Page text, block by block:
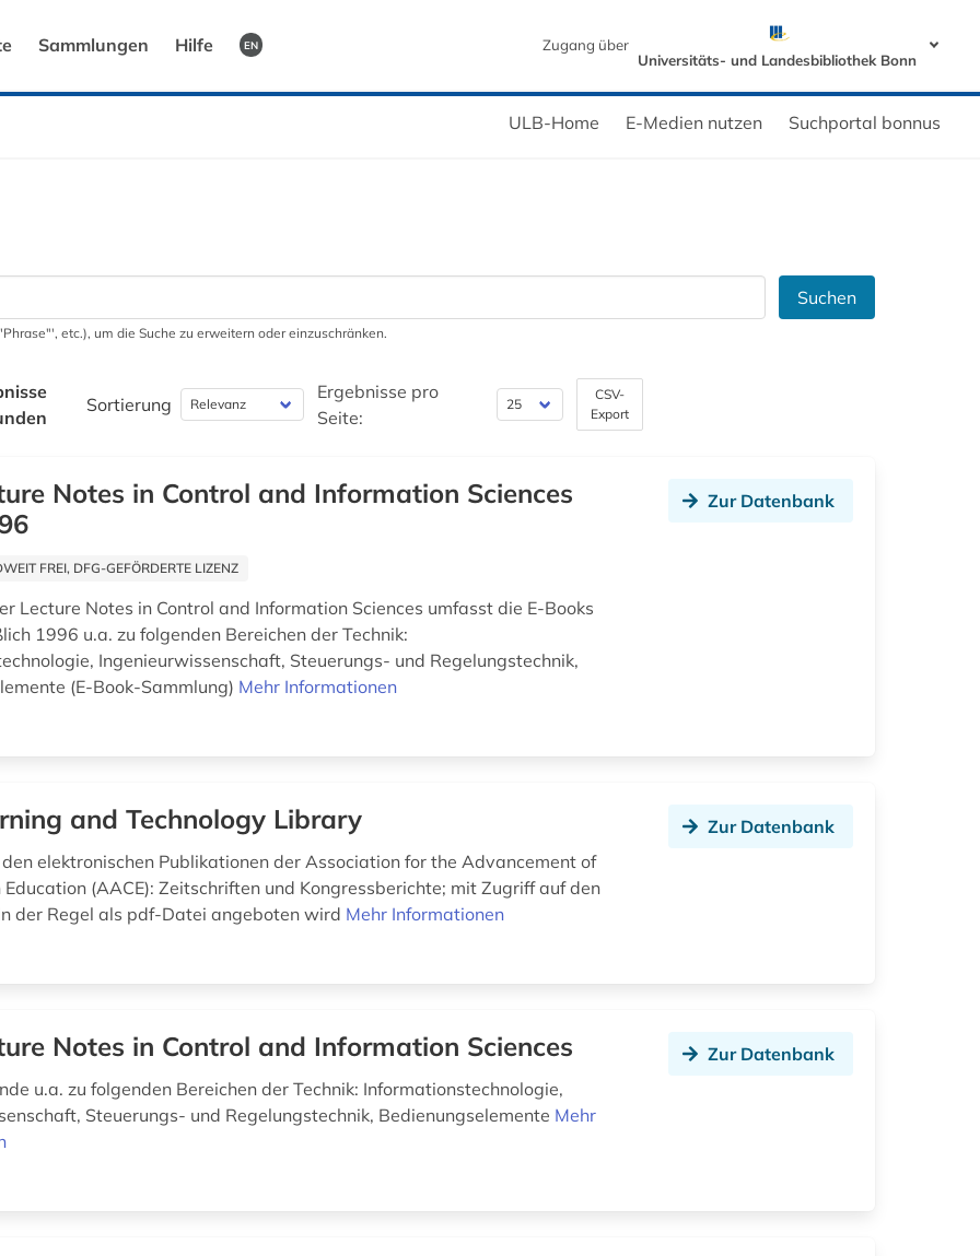
Sammlungen Hilfe EN
Zugang über
Universitäts- und Landesbibliothek Bonn
ULB-Home E-Medien nutzen Suchportal bonnus
Suchen
etc.), um die Suche zu erweitern oder einzuschränken.
Sortierung
Ergebnisse pro
Seite:
CSV-
Export
Notes in Control and Information Sciences
FREI, DFG-GEFÖRDERTE LIZENZ
Lecture Notes in Control and Information Sciences umfasst die E-Books
1996 u.a. zu folgenden Bereichen der Technik:
Ingenieurwissenschaft, Steuerungs- und Regelungstechnik,
(E-Book-Sammlung) Mehr Informationen
Zur Datenbank
and Technology Library
den elektronischen Publikationen der Association for the Advancement of
Education (AACE): Zeitschriften und Kongressberichte; mit Zugriff auf den
der Regel als pdf-Datei angeboten wird Mehr Informationen
Zur Datenbank
Notes in Control and Information Sciences
u.a. zu folgenden Bereichen der Technik: Informationstechnologie,
Steuerungs- und Regelungstechnik, Bedienungselemente Mehr
Zur Datenbank